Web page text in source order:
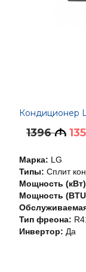
Кондиционер
1396M
Марка: LG
Типы: Сплит
Мощность
Мощность
Тип фреона:
Инвертор: Да